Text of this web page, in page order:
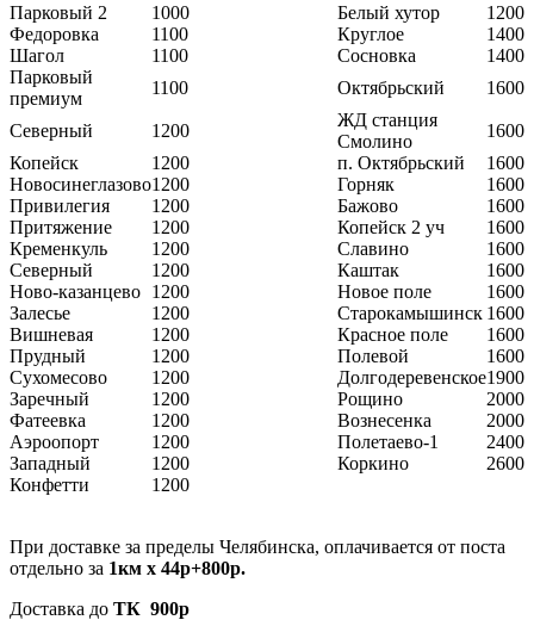
Парковый 2
1000 Белый хутор
1200
Федоровка
1100 Круглое
1400
Шагол
1100 Сосновка
1400
Парковый
премиум
1100 Октябрьский 1600
Северный 1200
ЖД станция
Смолино
1600
Копейск
1200 п. Октябрьский
1600
Новосинеглазово1200 Горняк
1600
Привилегия
1200 Бажово
1600
Притяжение
1200 Копейск 2 уч
1600
Кременкуль
1200 Славино
1600
Северный
1200 Каштак
1600
Ново-казанцево 1200 Новое поле
1600
Залесье
1200 Старокамышинск 1600
Вишневая
1200 Красное поле
1600
Прудный
1200 Полевой
1600
Сухомесово
1200 Долгодеревенское1900
Заречный
1200 Рощино
2000
Фатеевка
1200 Вознесенка
2000
Аэроопорт
1200 Полетаево-1
2400
Западный
1200 Коркино
2600
Конфетти
1200
При доставке за пределы Челябинска, оплачивается от поста
отдельно за 1км х 44р+800р.
Доставка до ТК 900р